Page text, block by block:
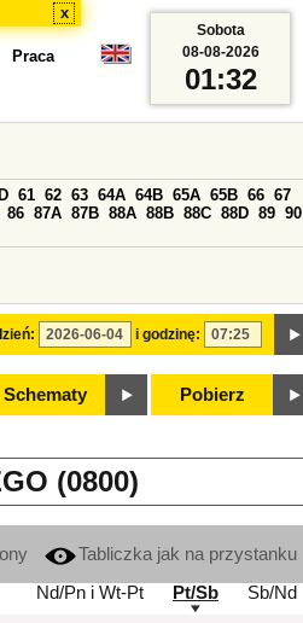
x
Praca
i godzinę:
61 62 63 64A 64B 65A 65B 66 67
86 87A 87B 88A 88B 88C 88D 89 90
Schematy Pobierz
Sobota
08-08-2026
01:32
(0800)
Tabliczka jak na przystanku
Nd/Pn i Wt-Pt
Pt/Sb Sb/Nd